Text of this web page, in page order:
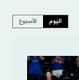
اليوم الأسبوع